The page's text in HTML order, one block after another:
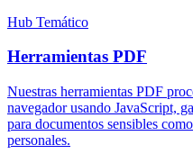
Hub Temático
Herramientas PDF
Nuestras herramientas PDF
navegador usando JavaScript,
para documentos sensibles
personales.